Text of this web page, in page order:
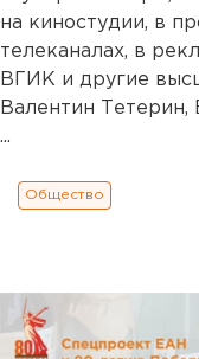
на киностудии, в
телеканалах, в
ВГИК и другие
Валентин Тетерин,
...
Общество